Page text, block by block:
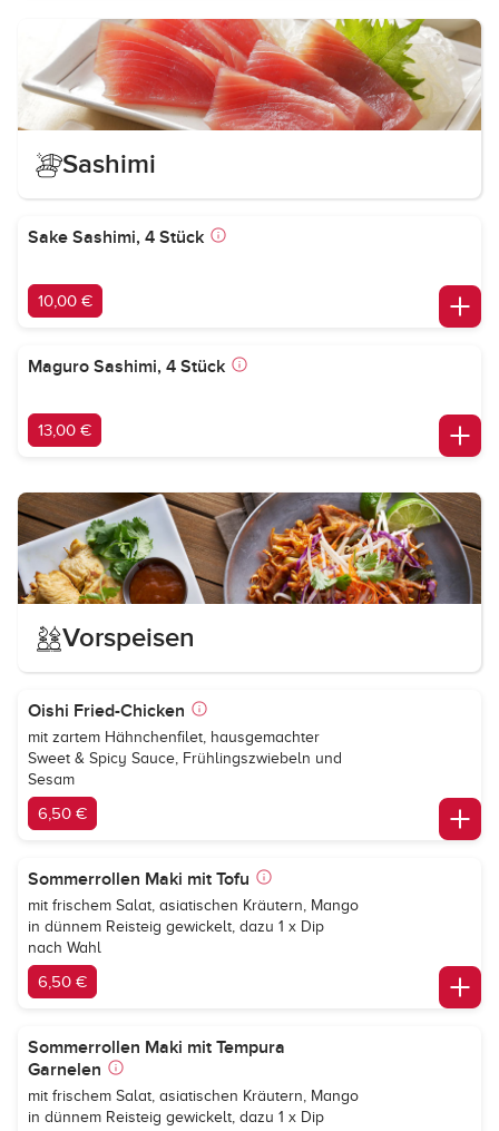
Sashimi
Sake Sashimi, 4 Stück
10,00 €
Maguro Sashimi, 4 Stück
13,00 €
Vorspeisen
Oishi Fried-Chicken
mit zartem Hähnchenfilet, hausgemachter
Sweet & Spicy Sauce, Frühlingszwiebeln und
Sesam
6,50 €
Sommerrollen Maki mit Tofu
mit frischem Salat, asiatischen Kräutern, Mango
in dünnem Reisteig gewickelt, dazu 1 x Dip
nach Wahl
6,50 €
Sommerrollen Maki mit Tempura
Garnelen
mit frischem Salat, asiatischen Kräutern, Mango
in dünnem Reisteig gewickelt, dazu 1 x Dip